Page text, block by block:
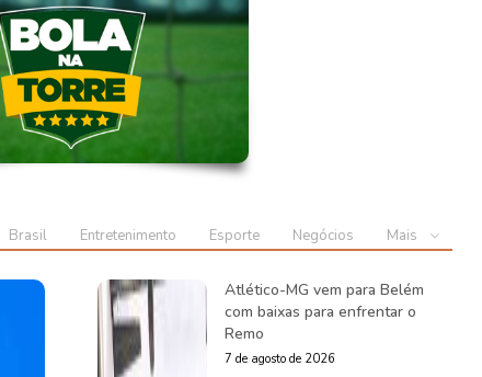
Brasil Entretenimento Esporte Negócios Mais
Atlético-MG vem para Belém
com baixas para enfrentar o
Remo
7 de agosto de 2026